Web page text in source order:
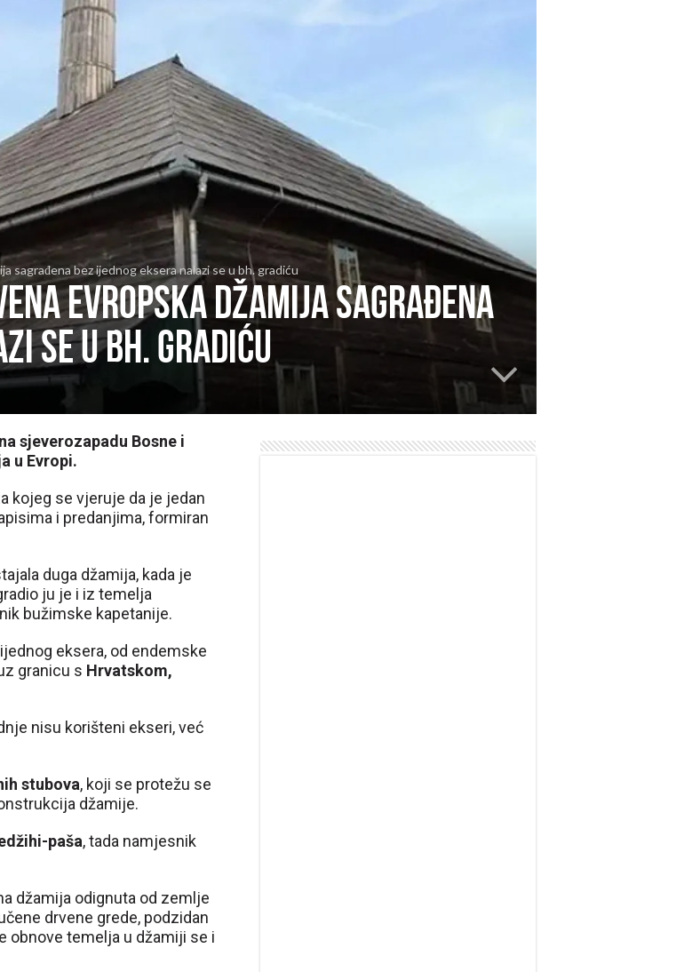
sagrađena bez ijednog eksera nalazi se u bh. gradiću
evropska džamija sagrađena
se u bh. gradiću
sjeverozapadu Bosne i
u Evropi.
kojeg se vjeruje da je jedan
i predanjima, formiran
duga džamija, kada je
ju je i iz temelja
bužimske kapetanije.
eksera, od endemske
granicu s Hrvatskom,
nisu korišteni ekseri, već
stubova, koji se protežu se
džamije.
paša, tada namjesnik
džamija odignuta od zemlje
drvene grede, podzidan
obnove temelja u džamiji se i